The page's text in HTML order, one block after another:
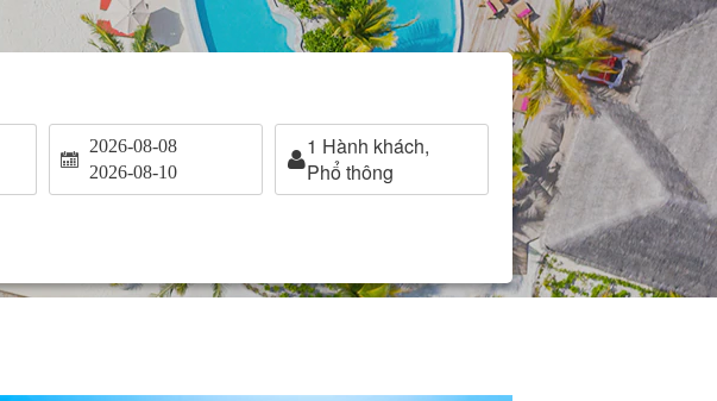
2026-08-08
2026-08-10
1 Hành khách,
Phổ thông